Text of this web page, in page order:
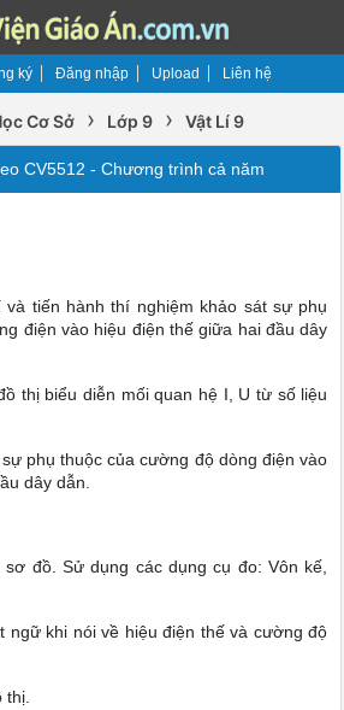
ký Đăng nhập Upload Liên hệ
Cơ Sở › Lớp 9 › Vật Lí 9
CV5512 - Chương trình cả năm
tiến hành thí nghiệm khảo sát sự phụ
điện vào hiệu điện thế giữa hai đầu dây
thị biểu diễn mối quan hệ I, U từ số liệu
phụ thuộc của cường độ dòng điện vào
dây dẫn.
đồ. Sử dụng các dụng cụ đo: Vôn kế,
ngữ khi nói về hiệu điện thế và cường độ